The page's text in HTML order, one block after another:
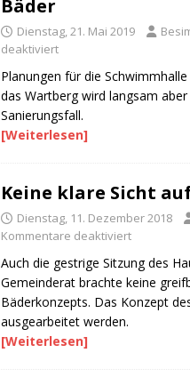
Bäder
Dienstag, 21. Mai 2019
deaktiviert
Planungen für die
das Wartberg wird langsam
Sanierungsfall.
[Weiterlesen]
Keine klare Sicht
Dienstag, 11. Dezember 2018
Kommentare deaktiviert
Auch die gestrige Sitzung des
Gemeinderat brachte keine
Bäderkonzepts. Das Konzept
ausgearbeitet werden.
[Weiterlesen]